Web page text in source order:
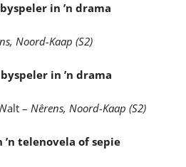
in ’n drama
Noord-Kaap (S2)
in ’n drama
– Nêrens, Noord-Kaap (S2)
telenovela of sepie